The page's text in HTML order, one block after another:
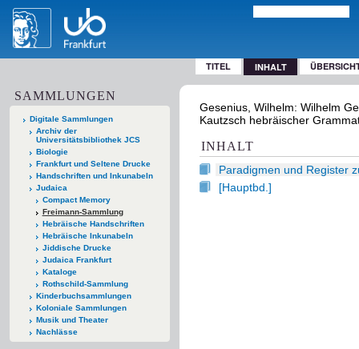
TITEL INHALT
SAMMLUNGEN
Digitale Sammlungen
Archiv der
Universitätsbibliothek JCS
Biologie
Frankfurt und Seltene Drucke
Handschriften und Inkunabeln
Judaica
Compact Memory
Freimann-Sammlung
Hebräische Handschriften
Hebräische Inkunabeln
Jiddische Drucke
Judaica Frankfurt
Kataloge
Rothschild-Sammlung
Kinderbuchsammlungen
Koloniale Sammlungen
Musik und Theater
Nachlässe
Gesenius, Wilhelm: Wilhelm
Kautzsch hebräischer
INHALT
Paradigmen und Register
[Hauptbd.]